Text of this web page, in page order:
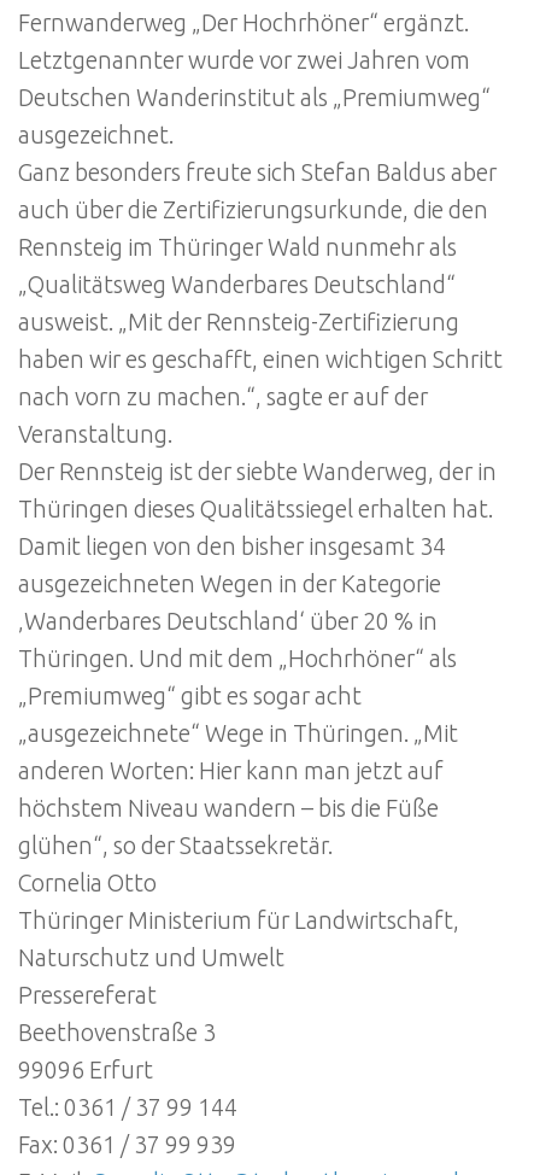
Fernwanderweg „Der Hochrhöner“ ergänzt.
Letztgenannter wurde vor zwei Jahren vom
Deutschen Wanderinstitut als „Premiumweg“
ausgezeichnet.
Ganz besonders freute sich Stefan Baldus aber
auch über die Zertifizierungsurkunde, die den
Rennsteig im Thüringer Wald nunmehr als
„Qualitätsweg Wanderbares Deutschland“
ausweist. „Mit der Rennsteig-Zertifizierung
haben wir es geschafft, einen wichtigen Schritt
nach vorn zu machen.“, sagte er auf der
Veranstaltung.
Der Rennsteig ist der siebte Wanderweg, der in
Thüringen dieses Qualitätssiegel erhalten hat.
Damit liegen von den bisher insgesamt 34
ausgezeichneten Wegen in der Kategorie
‚Wanderbares Deutschland‘ über 20 % in
Thüringen. Und mit dem „Hochrhöner“ als
„Premiumweg“ gibt es sogar acht
„ausgezeichnete“ Wege in Thüringen. „Mit
anderen Worten: Hier kann man jetzt auf
höchstem Niveau wandern – bis die Füße
glühen“, so der Staatssekretär.
Cornelia Otto
Thüringer Ministerium für Landwirtschaft,
Naturschutz und Umwelt
Pressereferat
Beethovenstraße 3
99096 Erfurt
Tel.: 0361 / 37 99 144
Fax: 0361 / 37 99 939